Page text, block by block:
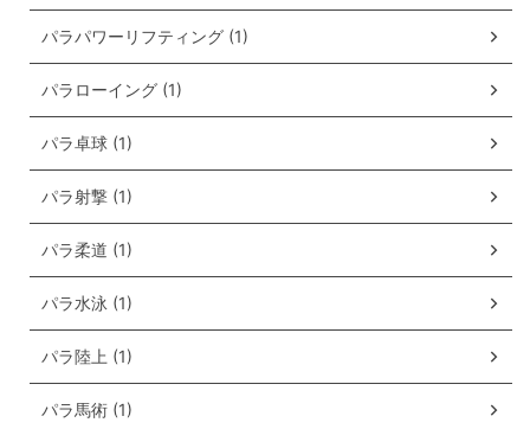
パラパワーリフティング (1)
パラローイング (1)
パラ卓球 (1)
パラ射撃 (1)
パラ柔道 (1)
パラ水泳 (1)
パラ陸上 (1)
パラ馬術 (1)